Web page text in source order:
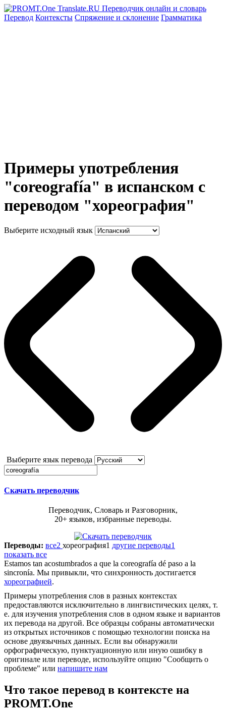
Перевод Контексты Спряжение и склонение Грамматика
Примеры употребления
"coreografía" в испанском с
переводом "хореография"
Выберите исходный язык
Выберите язык перевода
Скачать переводчик
Переводчик, Словарь и Разговорник,
20+ языков, избранные переводы.
Переводы: все2 хореография1 другие переводы1
показать все
Estamos tan acostumbrados a que la coreografía dé paso a la
sincronía. Мы привыкли, что синхронность достигается
хореографией.
Примеры употребления слов в разных контекстах
предоставляются исключительно в лингвистических целях, т.
е. для изучения употребления слов в одном языке и вариантов
их перевода на другой. Все образцы собраны автоматически
из открытых источников с помощью технологии поиска на
основе двуязычных данных. Если вы обнаружили
орфографическую, пунктуационную или иную ошибку в
оригинале или переводе, используйте опцию "Сообщить о
проблеме" или напишите нам
Что такое перевод в контексте на
PROMT.One